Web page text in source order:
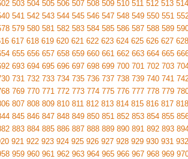
503 504 505 506 507 508 509 510 511 512 513 514
541 542 543 544 545 546 547 548 549 550 551
579 580 581 582 583 584 585 586 587 588 589
617 618 619 620 621 622 623 624 625 626 627 628
655 656 657 658 659 660 661 662 663 664 665
693 694 695 696 697 698 699 700 701 702 703
731 732 733 734 735 736 737 738 739 740 741
769 770 771 772 773 774 775 776 777 778 779
807 808 809 810 811 812 813 814 815 816 817 818
845 846 847 848 849 850 851 852 853 854 855
883 884 885 886 887 888 889 890 891 892 893
921 922 923 924 925 926 927 928 929 930 931 932
959 960 961 962 963 964 965 966 967 968 969